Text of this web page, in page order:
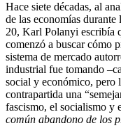
Hace siete décadas, al
de las economías
20, Karl Polanyi escribía
comenzó a buscar cómo
sistema de mercado
industrial fue tomando
social y económico, pero
contrapartida una
fascismo, el socialismo y
común abandono de los